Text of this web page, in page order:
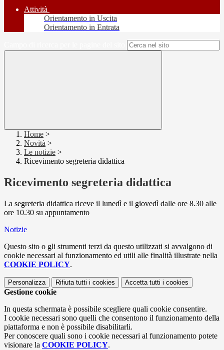
Attività
Orientamento in Uscita
Orientamento in Entrata
Home >
Novità >
Le notizie >
Ricevimento segreteria didattica
Ricevimento segreteria didattica
La segreteria didattica riceve il lunedì e il giovedì dalle ore 8.30 alle
ore 10.30 su appuntamento
Notizie
Questo sito o gli strumenti terzi da questo utilizzati si avvalgono di
cookie necessari al funzionamento ed utili alle finalità illustrate nella
COOKIE POLICY.
Personalizza Rifiuta tutti i cookies Accetta tutti i cookies
Gestione cookie
In questa schermata è possibile scegliere quali cookie consentire.
I cookie necessari sono quelli che consentono il funzionamento della
piattaforma e non è possibile disabilitarli.
Per conoscere quali sono i cookie necessari al funzionamento potete
visionare la COOKIE POLICY.